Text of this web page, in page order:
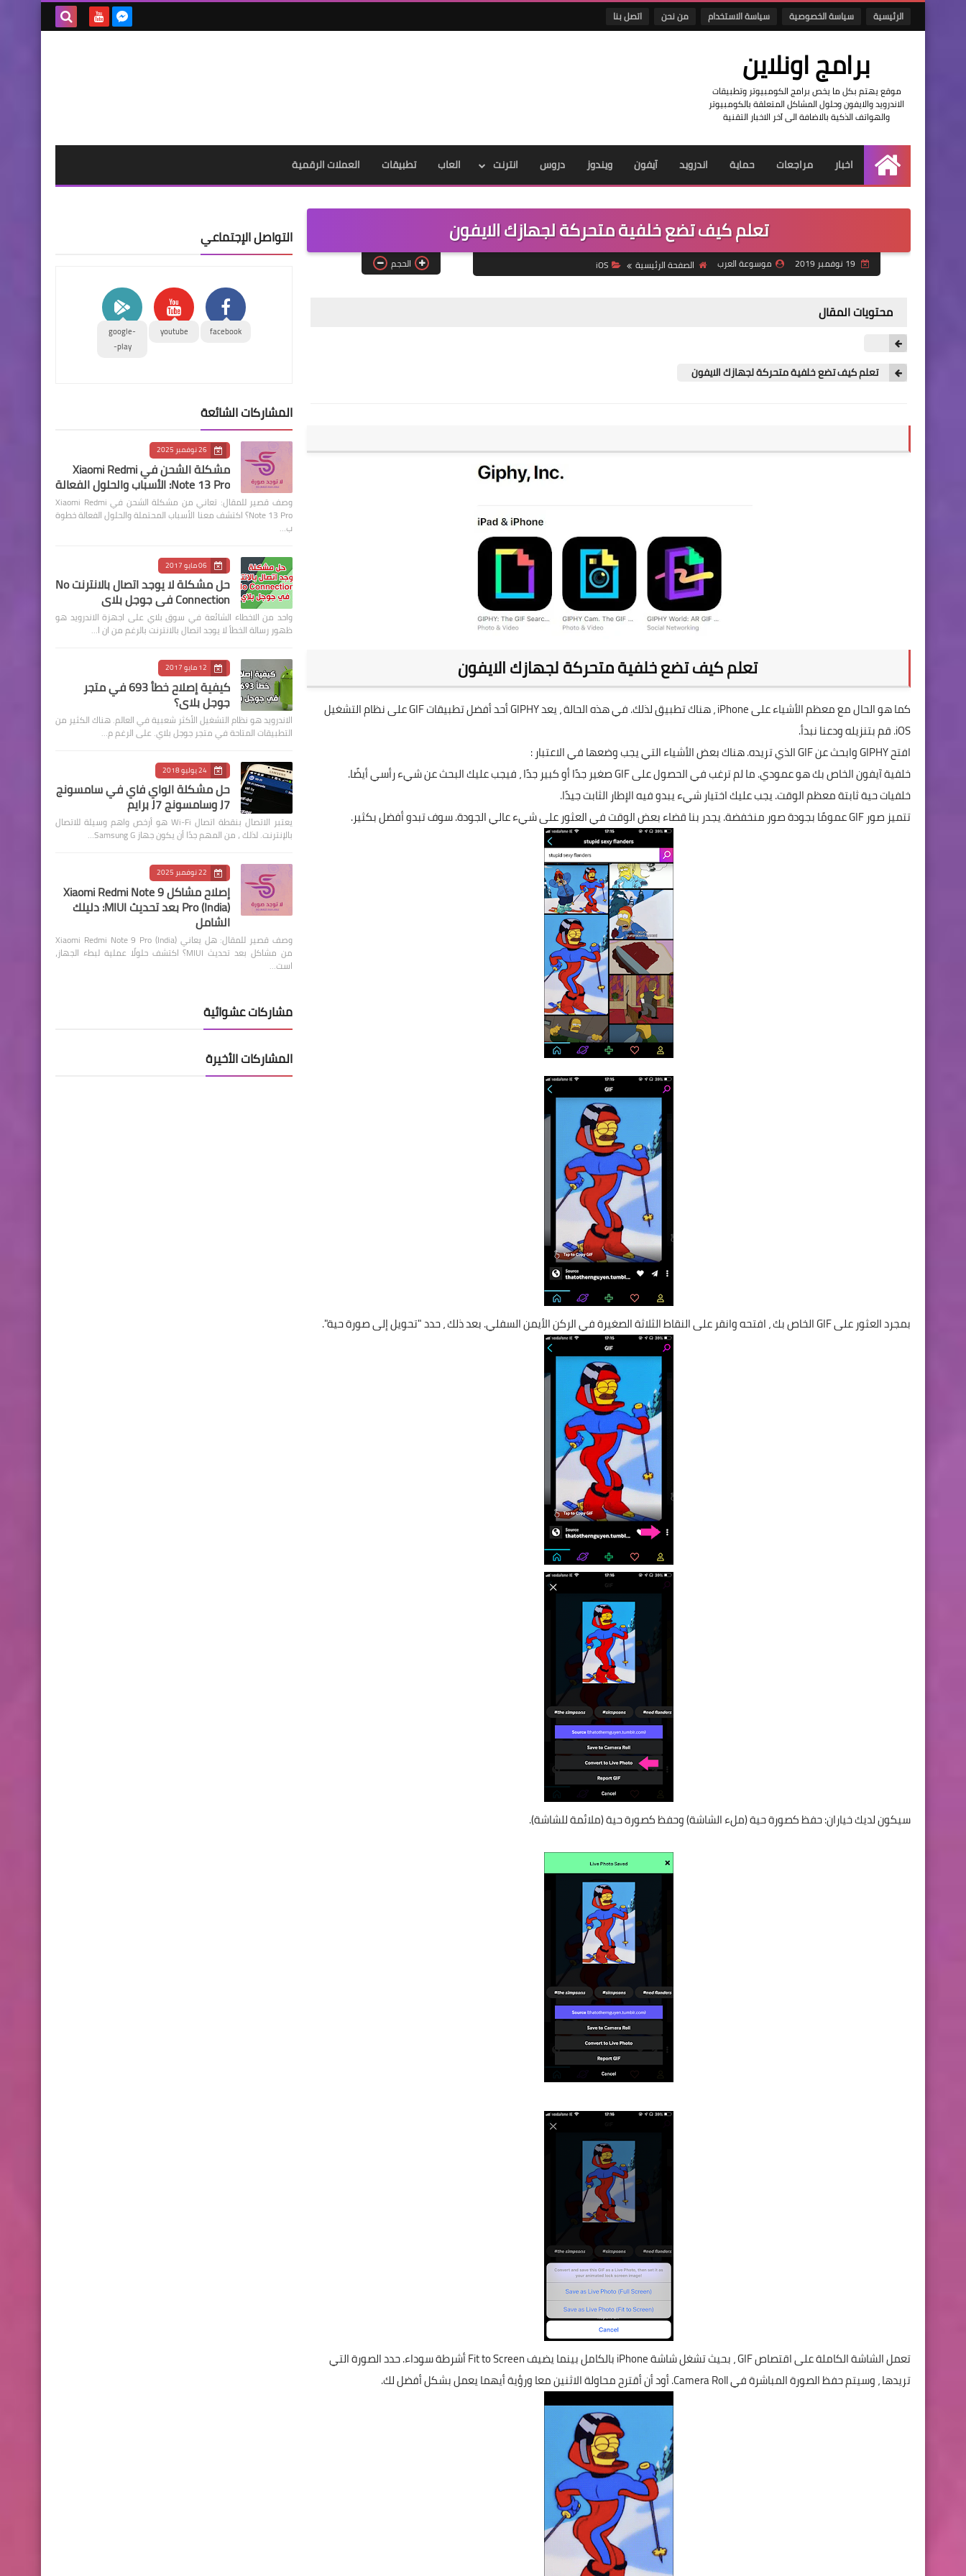
الرئيسية سياسة الخصوصية سياسة الاستخدام من نحن اتصل بنا
برامج اونلاين
موقع يهتم بكل ما يخص برامج الكومبيوتر وتطبيقات
الاندرويد والايفون وحلول المشاكل المتعلقة بالكومبيوتر
والهواتف الذكية بالاضافة الى آخر الاخبار التقنية
الرئيسية
اخبار مراجعات حماية اندرويد آيفون ويندوز دروس انترنت العاب تطبيقات العملات الرقمية
تعلم كيف تضع خلفية متحركة لجهازك الايفون
موسوعة العرب الصفحة الرئيسية iOS الحجم
محتويات المقال
تعلم كيف تضع خلفية متحركة لجهازك الايفون
تعلم كيف تضع خلفية متحركة لجهازك الايفون
كما هو الحال مع معظم الأشياء على iPhone ، هناك تطبيق لذلك. في هذه الحالة ، يعد GIPHY أحد أفضل تطبيقات GIF على نظام التشغيل
iOS. قم بتنزيله ودعنا نبدأ.
افتح GIPHY وابحث عن GIF الذي تريده. هناك بعض الأشياء التي يجب وضعها في الاعتبار :
خلفية آيفون الخاص بك هو عمودي. ما لم ترغب في الحصول على GIF صغير جدًا أو كبير جدًا ، فيجب عليك البحث عن شيء رأسي أيضًا.
خلفيات حية ثابتة معظم الوقت. يجب عليك اختيار شيء يبدو فيه الإطار الثابت جيدًا.
تتميز صور GIF عمومًا بجودة صور منخفضة. يجدر بنا قضاء بعض الوقت في العثور على شيء عالي الجودة. سوف تبدو أفضل بكثير.
بمجرد العثور على GIF الخاص بك ، افتحه وانقر على النقاط الثلاثة الصغيرة في الركن الأيمن السفلي. بعد ذلك ، حدد "تحويل إلى صورة حية".
سيكون لديك خياران: حفظ كصورة حية (ملء الشاشة) وحفظ كصورة حية (ملائمة للشاشة).
تعمل الشاشة الكاملة على اقتصاص GIF ، بحيث تشغل شاشة iPhone بالكامل بينما يضيف Fit to Screen أشرطة سوداء. حدد الصورة التي
تريدها ، وسيتم حفظ الصورة المباشرة في Camera Roll. أود أن أقترح محاولة الاثنين معا ورؤية أيهما يعمل بشكل أفضل لك.
التواصل الإجتماعي
facebook
youtube
google-
play-
المشاركات الشائعة
26 نوفمبر 2025
مشكلة الشحن في Xiaomi Redmi
Note 13 Pro: الأسباب والحلول الفعالة
وصف قصير للمقال: تعاني من مشكلة الشحن في Xiaomi Redmi
Note 13 Pro؟ اكتشف معنا الأسباب المحتملة والحلول الفعالة خطوة
ب…
06 مايو 2017
حل مشكلة لا يوجد اتصال بالانترنت No
Connection في جوجل بلاي
واحد من الاخطاء الشائعة في سوق بلاي على اجهزة الاندرويد هو
ظهور رسالة الخطأ لا يوجد اتصال بالانترنت بالرغم من ان ا…
12 مايو 2017
كيفية إصلاح خطأ 693 في متجر
جوجل بلاي؟
الاندرويد هو نظام التشغيل الأكثر شعبية في العالم. هناك الكثير من
التطبيقات المتاحة في متجر جوجل بلاي. على الرغم م…
24 يوليو 2018
حل مشكلة الواي فاي في سامسونج
J7 وسامسونج J7 برايم
يعتبر الاتصال بنقطة اتصال Wi-Fi هو أرخص واهم وسيلة للاتصال
بالإنترنت. لذلك ، من المهم جدًا أن يكون جهاز Samsung G…
22 نوفمبر 2025
إصلاح مشاكل Xiaomi Redmi Note 9
Pro (India) بعد تحديث MIUI: دليلك
الشامل
وصف قصير للمقال: هل يعاني Xiaomi Redmi Note 9 Pro (India)
من مشاكل بعد تحديث MIUI؟ اكتشف حلولًا عملية لبطء الجهاز،
است…
مشاركات عشوائية
المشاركات الأخيرة